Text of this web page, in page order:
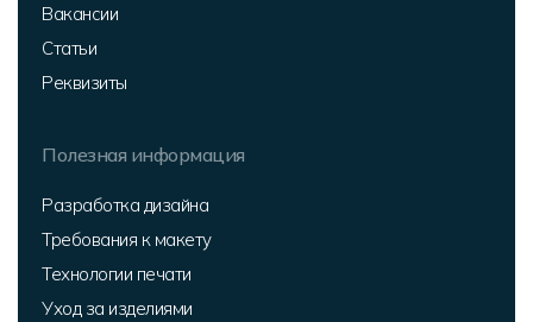
Вакансии
Статьи
Реквизиты
Полезная информация
Разработка дизайна
Требования к макету
Технологии печати
Уход за изделиями